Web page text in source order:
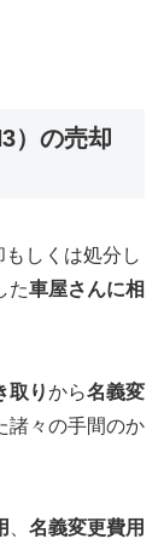
）の売却
しくは処分し
た車屋さんに相
取りから名義変
諸々の手間のか
名義変更費用